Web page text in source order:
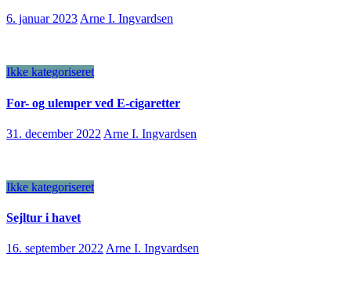
6. januar 2023Arne I. Ingvardsen
Ikke kategoriseret
For- og ulemper ved E-cigaretter
31. december 2022 Arne I. Ingvardsen
Ikke kategoriseret
Sejltur i havet
16. september 2022Arne I. Ingvardsen